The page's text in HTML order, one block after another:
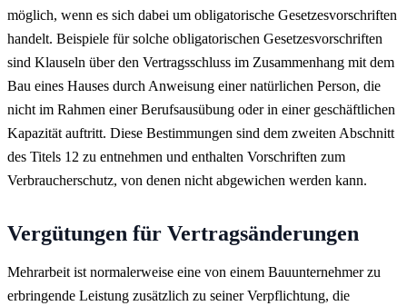
möglich, wenn es sich dabei um obligatorische Gesetzesvorschriften
handelt. Beispiele für solche obligatorischen Gesetzesvorschriften
sind Klauseln über den Vertragsschluss im Zusammenhang mit dem
Bau eines Hauses durch Anweisung einer natürlichen Person, die
nicht im Rahmen einer Berufsausübung oder in einer geschäftlichen
Kapazität auftritt. Diese Bestimmungen sind dem zweiten Abschnitt
des Titels 12 zu entnehmen und enthalten Vorschriften zum
Verbraucherschutz, von denen nicht abgewichen werden kann.
Vergütungen für Vertragsänderungen
Mehrarbeit ist normalerweise eine von einem Bauunternehmer zu
erbringende Leistung zusätzlich zu seiner Verpflichtung, die